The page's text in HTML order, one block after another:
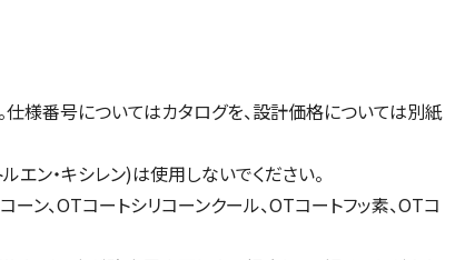
様番号についてはカタログを、設計価格については別紙
ン・キシレン)は使用しないでください。
、OTコートシリコーンクール、OTコートフッ素、OTコ